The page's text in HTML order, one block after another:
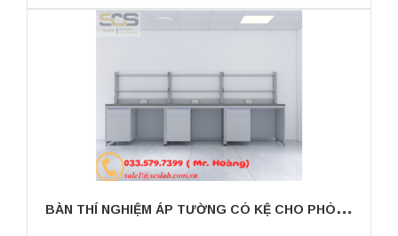
B
ÀN THÍ NGHIỆM ÁP TƯỜNG CÓ KỆ CHO PHÒNG THÍ NGHIỆM KÍCH THƯỚC 3600MM